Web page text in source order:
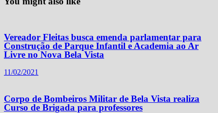
Vereador Fleitas busca emenda parlamentar para
Construção de Parque Infantil e Academia ao Ar
Livre no Nova Bela Vista
11/02/2021
Corpo de Bombeiros Militar de Bela Vista realiza
Curso de Brigada para professores